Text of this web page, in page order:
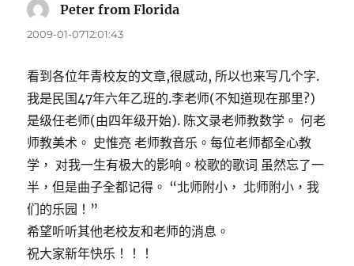
Peter from Florida
2009-01-0712:01:43
看到各位年青校友的文章,很感动, 所以也来写几个字.
我是民国47年六年乙班的.李老师(不知道现在那里?)
是级任老师(由四年级开始). 陈文录老师教数学。 何老
师教美术。 史惟亮 老师教音乐。每位老师都全心教
学， 对我一生有极大的影响。校歌的歌词 虽然忘了一
半，但是曲子全都记得。 “北师附小， 北师附小，我
们的乐园！”
希望听听其他老校友和老师的消息。
祝大家新年快乐！！！